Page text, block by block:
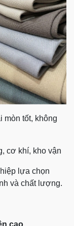
mòn tốt, không
cơ khí, kho vận
lựa chọn
và chất lượng.